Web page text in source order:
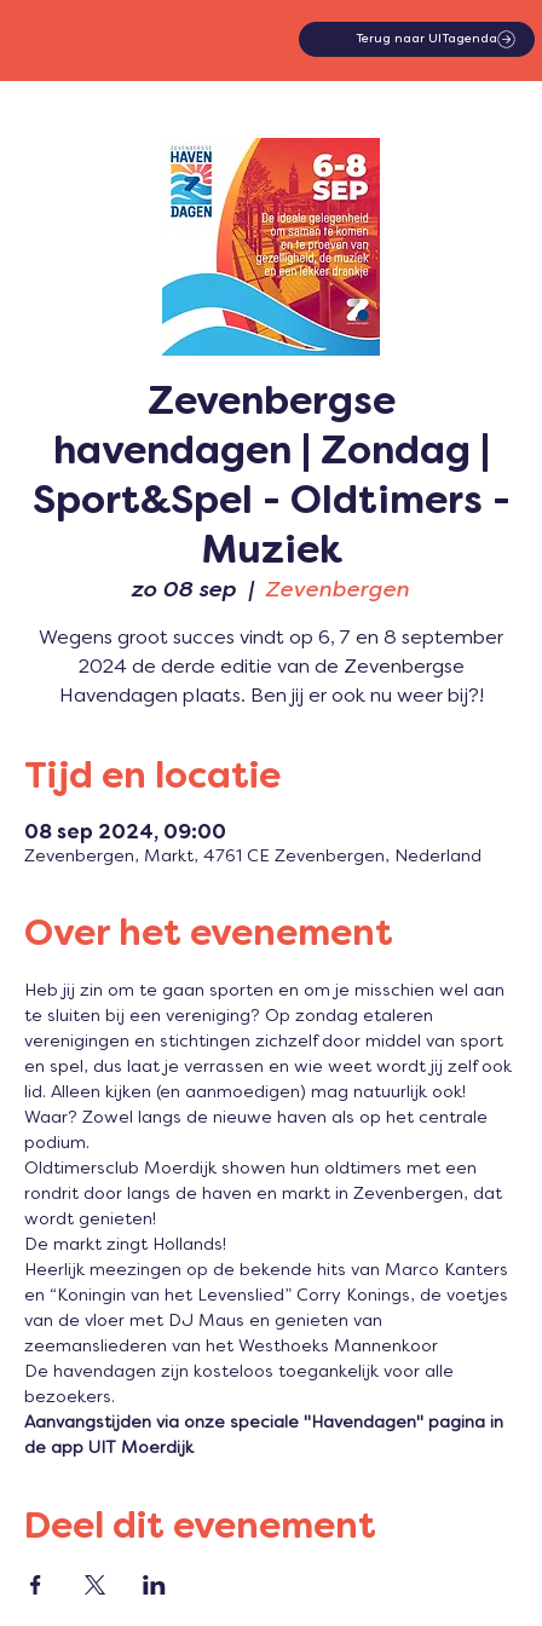
Terug naar UITagenda
Zevenbergse
havendagen | Zondag |
Sport&Spel - Oldtimers -
Muziek
zo 08 sep
  |
Zevenbergen
Wegens groot succes vindt op 6, 7 en 8 september
2024 de derde editie van de Zevenbergse
Havendagen plaats. Ben jij er ook nu weer bij?!
Tijd en locatie
08 sep 2024, 09:00
Zevenbergen, Markt, 4761 CE Zevenbergen, Nederland
Over het evenement
Heb jij zin om te gaan sporten en om je misschien wel aan
te sluiten bij een vereniging? Op zondag etaleren
verenigingen en stichtingen zichzelf door middel van sport
en spel, dus laat je verrassen en wie weet wordt jij zelf ook
lid. Alleen kijken (en aanmoedigen) mag natuurlijk ook!
Waar? Zowel langs de nieuwe haven als op het centrale
podium.
Oldtimersclub Moerdijk showen hun oldtimers met een
rondrit door langs de haven en markt in Zevenbergen, dat
wordt genieten!
De markt zingt Hollands!
Heerlijk meezingen op de bekende hits van Marco Kanters
en “Koningin van het Levenslied” Corry Konings, de voetjes
van de vloer met DJ Maus en genieten van
zeemansliederen van het Westhoeks Mannenkoor
De havendagen zijn kosteloos toegankelijk voor alle
bezoekers.
Aanvangstijden via onze speciale "Havendagen" pagina in
de app UIT Moerdijk
Deel dit evenement